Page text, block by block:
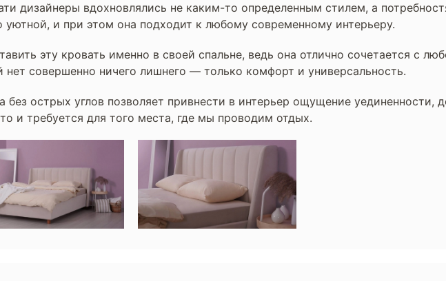
дизайнеры вдохновлялись не каким-то определенным стилем, а
уютной, и при этом она подходит к любому современному интерьеру.
эту кровать именно в своей спальне, ведь она отлично сочетается с
нет совершенно ничего лишнего — только комфорт и универсальность.
без острых углов позволяет привнести в интерьер ощущение
и требуется для того места, где мы проводим отдых.